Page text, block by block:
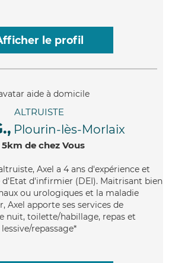
le profil
ALTRUISTE
Plourin-lès-Morlaix
5km de chez Vous
Axel a 4 ans d'expérience et
d'Etat d'infirmier (DEI). Maitrisant bien
ou urologiques et la maladie
Axel apporte ses services de
nuit, toilette/habillage, repas et
lessive/repassage*